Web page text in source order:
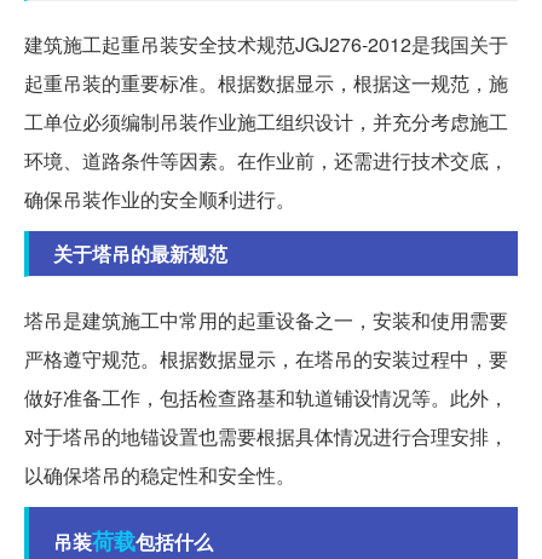
建筑施工起重吊装安全技术规范JGJ276-2012是我国关于
起重吊装的重要标准。根据数据显示，根据这一规范，施
工单位必须编制吊装作业施工组织设计，并充分考虑施工
环境、道路条件等因素。在作业前，还需进行技术交底，
确保吊装作业的安全顺利进行。
关于塔吊的最新规范
塔吊是建筑施工中常用的起重设备之一，安装和使用需要
严格遵守规范。根据数据显示，在塔吊的安装过程中，要
做好准备工作，包括检查路基和轨道铺设情况等。此外，
对于塔吊的地锚设置也需要根据具体情况进行合理安排，
以确保塔吊的稳定性和安全性。
吊装荷载包括什么